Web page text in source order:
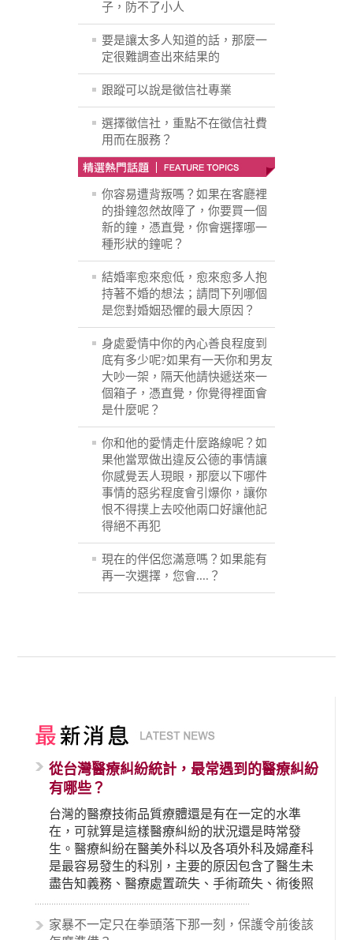
子，防不了小人
要是讓太多人知道的話，那麼一
定很難調查出來結果的
跟蹤可以說是徵信社專業
選擇徵信社，重點不在徵信社費
用而在服務？
你容易遭背叛嗎？如果在客廳裡
的掛鐘忽然故障了，你要買一個
新的鐘，憑直覺，你會選擇哪一
種形狀的鐘呢？
結婚率愈來愈低，愈來愈多人抱
持著不婚的想法；請問下列哪個
是您對婚姻恐懼的最大原因？
身處愛情中你的內心善良程度到
底有多少呢?如果有一天你和男友
大吵一架，隔天他請快遞送來一
個箱子，憑直覺，你覺得裡面會
是什麼呢？
你和他的愛情走什麼路線呢？如
果他當眾做出違反公德的事情讓
你感覺丟人現眼，那麼以下哪件
事情的惡劣程度會引爆你，讓你
恨不得撲上去咬他兩口好讓他記
得絕不再犯
現在的伴侶您滿意嗎？如果能有
再一次選擇，您會....？
從台灣醫療糾紛統計，最常遇到的醫療糾紛
有哪些？
台灣的醫療技術品質療體還是有在一定的水準
在，可就算是這樣醫療糾紛的狀況還是時常發
生。醫療糾紛在醫美外科以及各項外科及婦產科
是最容易發生的科別，主要的原因包含了醫生未
盡告知義務、醫療處置疏失、手術疏失、術後照
顧失當、醫療費用的收取。雖然醫學進步，但醫
生與病患之間引起的糾紛還是經常發生。很多案
例中最後都走向訴訟流程，我們如果不幸遇到相
家暴不一定只在拳頭落下那一刻，保護令前後該